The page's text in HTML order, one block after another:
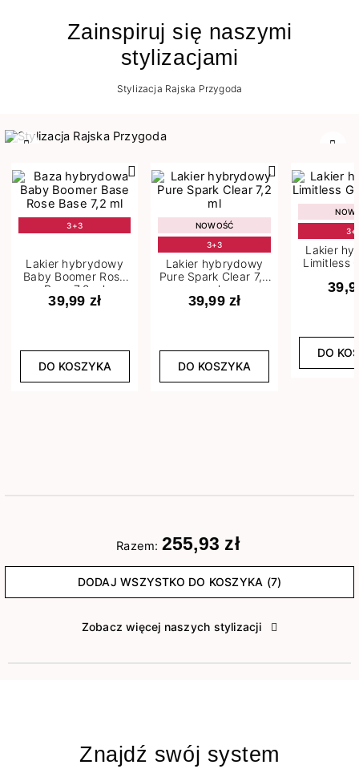
Zainspiruj się naszymi
stylizacjami
Stylizacja Rajska Przygoda
3+3
Lakier hybrydowy
Baby Boomer Rose
Base 7,2 ml
39,99 zł
DO KOSZYKA
NOWOŚĆ
3+3
Lakier hybrydowy
Pure Spark Clear 7,2
ml
39,99 zł
DO KOSZYKA
Lakier
Limitless
DO
Razem: 255,93 zł
DODAJ WSZYSTKO DO KOSZYKA (7)
Zobacz więcej naszych stylizacji
Znajdź swój system